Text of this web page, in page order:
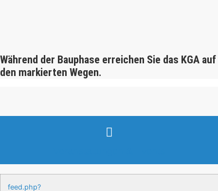
Während der Bauphase erreichen Sie das KGA auf
den markierten Wegen.
feed.php?